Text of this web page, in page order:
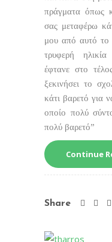
πράγματα όπως
σας μεταφέρω
μου από αυτό το
τρυφερή
έφτανε στο
ξεκινήσει το
κάτι βαρετό για
οποίο πολύ
πολύ βαρετό”
Continue
Share